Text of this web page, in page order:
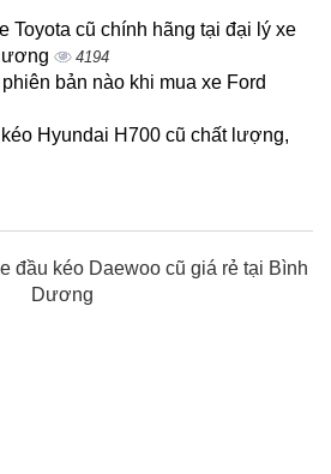
Toyota cũ chính hãng tại đại lý xe
4194
bản nào khi mua xe Ford
Hyundai H700 cũ chất lượng,